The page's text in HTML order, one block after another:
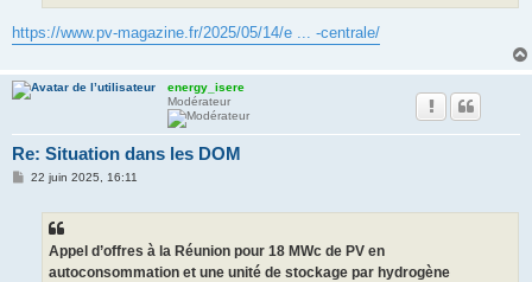
https://www.pv-magazine.fr/2025/05/14/e ... -centrale/
energy_isere
Modérateur
Re: Situation dans les DOM
M22 juin 2025, 16:11
Appel d’offres à la Réunion pour 18 MWc de PV en
autoconsommation et une unité de stockage par hydrogène